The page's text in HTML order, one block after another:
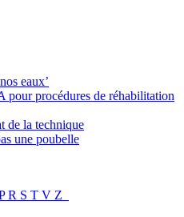
eaux’
pour procédures de réhabilitation
de la technique
une poubelle
R S T V Z